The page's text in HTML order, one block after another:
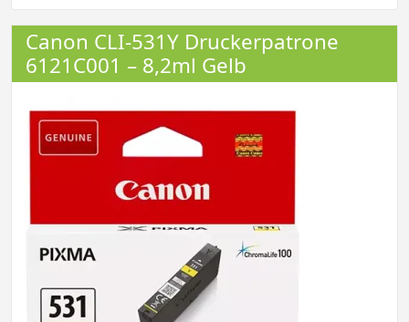
Canon CLI-531Y Druckerpatrone
6121C001 – 8,2ml Gelb